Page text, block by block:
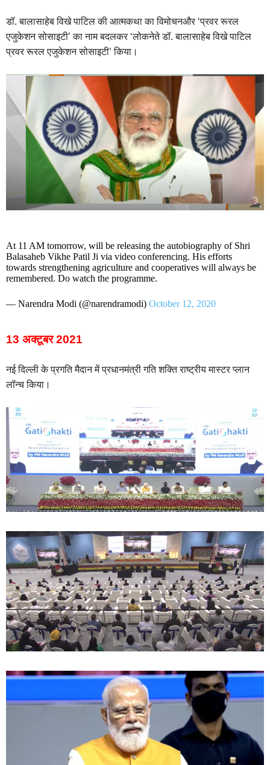
डॉ. बालासाहेब विखे पाटिल की आत्मकथा का विमोचनऔर ‘प्रवर रूरल
एजुकेशन सोसाइटी’ का नाम बदलकर ‘लोकनेते डॉ. बालासाहेब विखे पाटिल
प्रवर रूरल एजुकेशन सोसाइटी’ किया।
At 11 AM tomorrow, will be releasing the autobiography of Shri
Balasaheb Vikhe Patil Ji via video conferencing. His efforts
towards strengthening agriculture and cooperatives will always be
remembered. Do watch the programme.
— Narendra Modi (@narendramodi) October 12, 2020
13 अक्टूबर 2021
नई दिल्ली के प्रगति मैदान में प्रधानमंत्री गति शक्ति राष्ट्रीय मास्टर प्लान
लॉन्च किया।